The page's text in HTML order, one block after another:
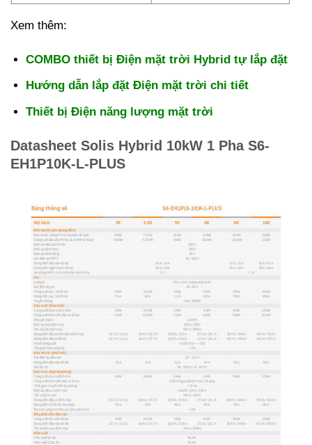
Xem thêm:
COMBO thiết bị Điện mặt trời Hybrid tự lắp đặt
Hướng dẫn lắp đặt Điện mặt trời chi tiết
Thiết bị Điện năng lượng mặt trời
Datasheet Solis Hybrid 10kW 1 Pha S6-
EH1P10K-L-PLUS